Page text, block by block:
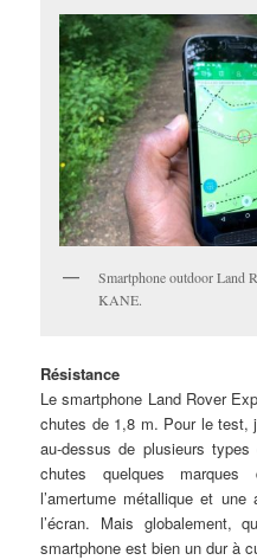
Smartphone outdoor Land
KANE.
Résistance
Le smartphone Land Rover
chutes de 1,8 m. Pour le test,
au-dessus de plusieurs
chutes quelques
l’amertume métallique et
l’écran. Mais globalement,
smartphone est bien un dur à